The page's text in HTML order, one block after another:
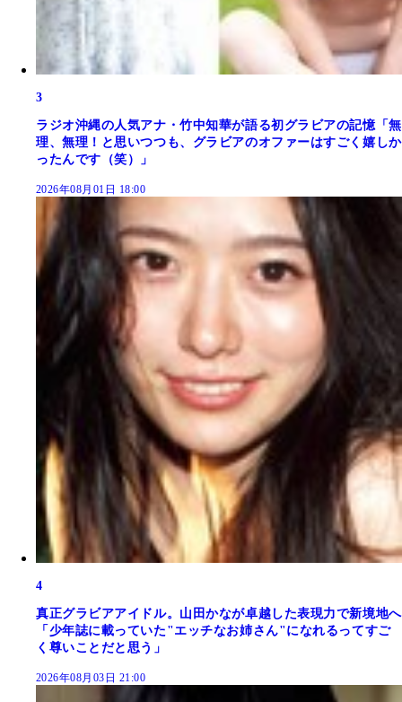
3
ラジオ沖縄の人気アナ・竹中知華が語る初グラビアの記憶「無
理、無理！と思いつつも、グラビアのオファーはすごく嬉しか
ったんです（笑）」
2026年08月01日 18:00
4
真正グラビアアイドル。山田かなが卓越した表現力で新境地へ
「少年誌に載っていた"エッチなお姉さん"になれるってすご
く尊いことだと思う」
2026年08月03日 21:00